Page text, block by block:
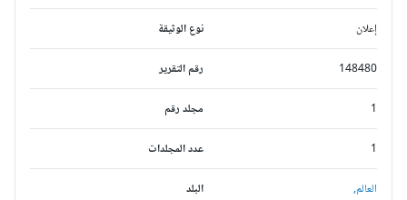
نوع الوثيقة إعلان
رقم التقرير 148480
مجلد رقم
عدد المجلدات
البلد العالم,